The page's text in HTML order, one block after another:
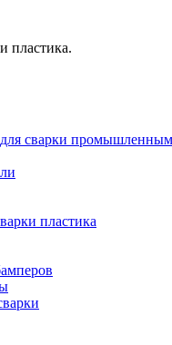
пластика.
сварки
пластика